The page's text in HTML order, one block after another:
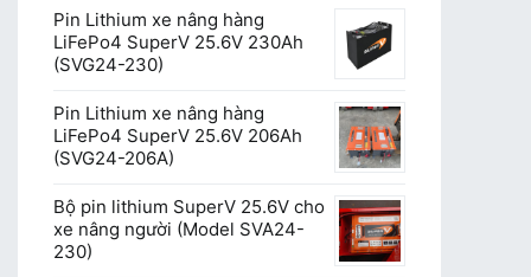
Pin Lithium xe nâng hàng
LiFePo4 SuperV 25.6V 230Ah
(SVG24-230)
Pin Lithium xe nâng hàng
LiFePo4 SuperV 25.6V 206Ah
(SVG24-206A)
Bộ pin lithium SuperV 25.6V cho
xe nâng người (Model SVA24-
230)